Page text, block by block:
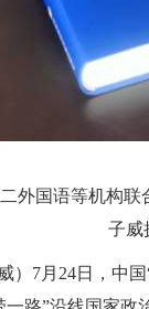
外国语等机构
子威
）7月24日，中